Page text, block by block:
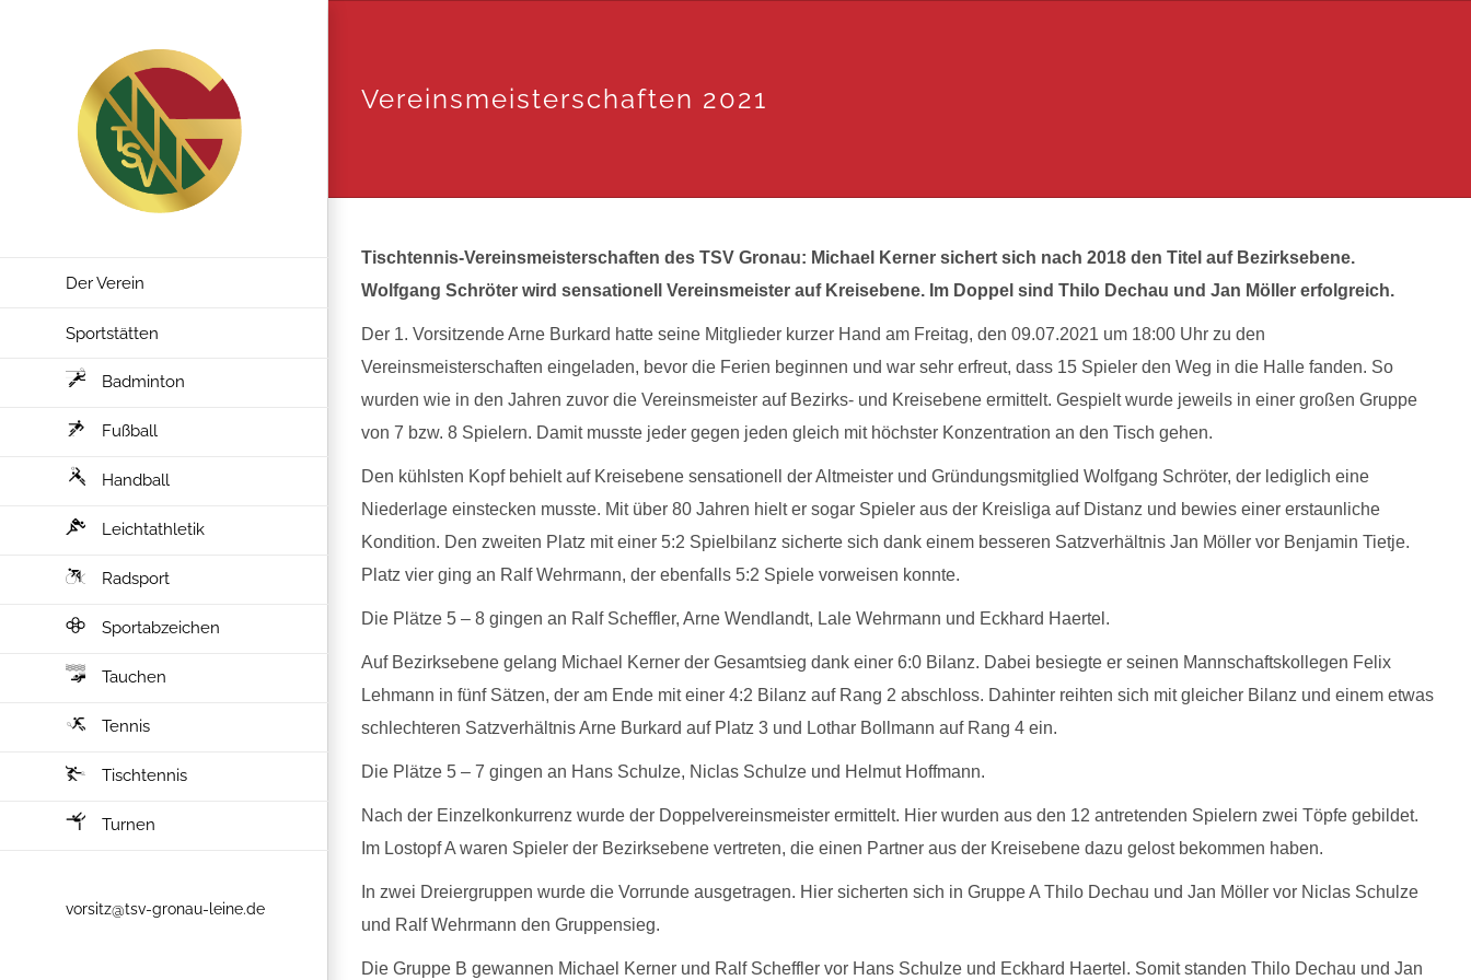
Der Verein
Sportstätten
Badminton
Fußball
Handball
Leichtathletik
Radsport
Sportabzeichen
Tauchen
Tennis
Tischtennis
Turnen
vorsitz@tsv-gronau-leine.de
Vereinsmeisterschaften 2021
Tischtennis-Vereinsmeisterschaften des TSV Gronau: Michael Kerner sichert sich nach 2018 den Titel auf Bezirksebene.
Wolfgang Schröter wird sensationell Vereinsmeister auf Kreisebene. Im Doppel sind Thilo Dechau und Jan Möller erfolgreich.
Der 1. Vorsitzende Arne Burkard hatte seine Mitglieder kurzer Hand am Freitag, den 09.07.2021 um 18:00 Uhr zu den
Vereinsmeisterschaften eingeladen, bevor die Ferien beginnen und war sehr erfreut, dass 15 Spieler den Weg in die Halle fanden. So
wurden wie in den Jahren zuvor die Vereinsmeister auf Bezirks- und Kreisebene ermittelt. Gespielt wurde jeweils in einer großen Gruppe
von 7 bzw. 8 Spielern. Damit musste jeder gegen jeden gleich mit höchster Konzentration an den Tisch gehen.
Den kühlsten Kopf behielt auf Kreisebene sensationell der Altmeister und Gründungsmitglied Wolfgang Schröter, der lediglich eine
Niederlage einstecken musste. Mit über 80 Jahren hielt er sogar Spieler aus der Kreisliga auf Distanz und bewies einer erstaunliche
Kondition. Den zweiten Platz mit einer 5:2 Spielbilanz sicherte sich dank einem besseren Satzverhältnis Jan Möller vor Benjamin Tietje.
Platz vier ging an Ralf Wehrmann, der ebenfalls 5:2 Spiele vorweisen konnte.
Die Plätze 5 – 8 gingen an Ralf Scheffler, Arne Wendlandt, Lale Wehrmann und Eckhard Haertel.
Auf Bezirksebene gelang Michael Kerner der Gesamtsieg dank einer 6:0 Bilanz. Dabei besiegte er seinen Mannschaftskollegen Felix
Lehmann in fünf Sätzen, der am Ende mit einer 4:2 Bilanz auf Rang 2 abschloss. Dahinter reihten sich mit gleicher Bilanz und einem etwas
schlechteren Satzverhältnis Arne Burkard auf Platz 3 und Lothar Bollmann auf Rang 4 ein.
Die Plätze 5 – 7 gingen an Hans Schulze, Niclas Schulze und Helmut Hoffmann.
Nach der Einzelkonkurrenz wurde der Doppelvereinsmeister ermittelt. Hier wurden aus den 12 antretenden Spielern zwei Töpfe gebildet.
Im Lostopf A waren Spieler der Bezirksebene vertreten, die einen Partner aus der Kreisebene dazu gelost bekommen haben.
In zwei Dreiergruppen wurde die Vorrunde ausgetragen. Hier sicherten sich in Gruppe A Thilo Dechau und Jan Möller vor Niclas Schulze
und Ralf Wehrmann den Gruppensieg.
Die Gruppe B gewannen Michael Kerner und Ralf Scheffler vor Hans Schulze und Eckhard Haertel. Somit standen Thilo Dechau und Jan